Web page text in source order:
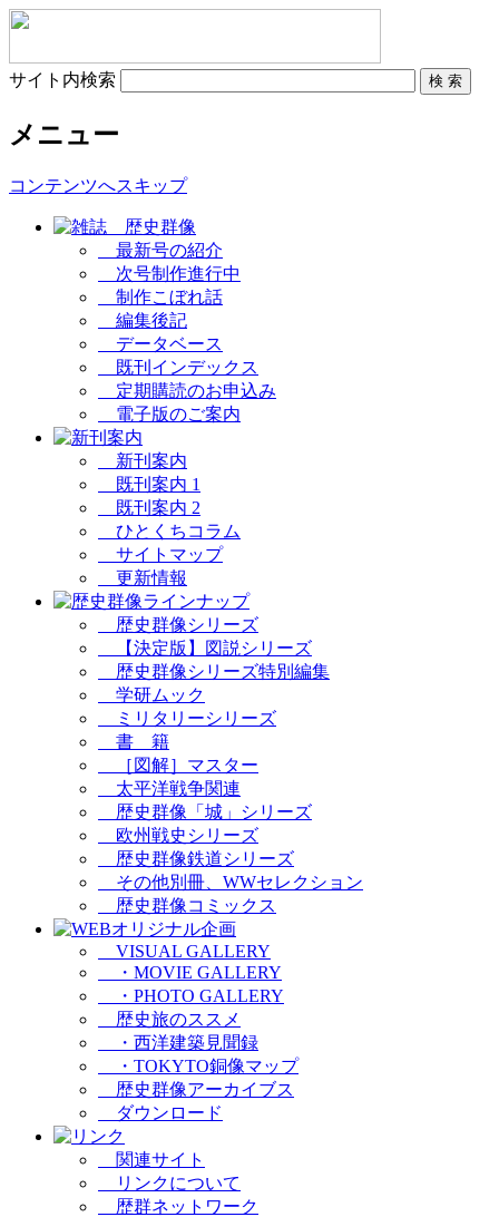
サイト内検索
メニュー
コンテンツへスキップ
最新号の紹介
次号制作進行中
制作こぼれ話
編集後記
データベース
既刊インデックス
定期購読のお申込み
電子版のご案内
新刊案内
既刊案内 1
既刊案内 2
ひとくちコラム
サイトマップ
更新情報
歴史群像シリーズ
【決定版】図説シリーズ
歴史群像シリーズ特別編集
学研ムック
ミリタリーシリーズ
書 籍
［図解］マスター
太平洋戦争関連
歴史群像「城」シリーズ
欧州戦史シリーズ
歴史群像鉄道シリーズ
その他別冊、WWセレクション
歴史群像コミックス
VISUAL GALLERY
・MOVIE GALLERY
・PHOTO GALLERY
歴史旅のススメ
・西洋建築見聞録
・TOKYTO銅像マップ
歴史群像アーカイブス
ダウンロード
関連サイト
リンクについて
歴群ネットワーク